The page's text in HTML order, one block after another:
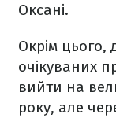
Оксані.
Окрім цього,
очікуваних
вийти на
року, але